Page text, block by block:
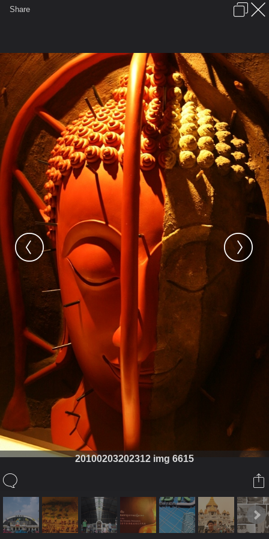
เข้าสู่ระบบหรือลงทะเบียน
หน้าแรก รูปภาพ General filmboat พระพุทธรูป
20100203202312 img 6615
หน้าแรก เว็บบอร์ด มีอะไรใหม่ รูปภาพ
คอลเล็คชั่น สถานที่ กล้อง แท็ก ...
ภาษาไทย ช่วยเหลือ
Share
20100203202312 img 6615